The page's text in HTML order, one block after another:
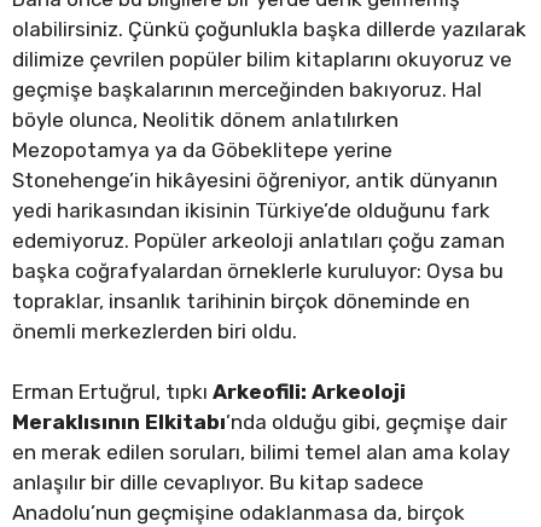
olabilirsiniz. Çünkü çoğunlukla başka dillerde yazılarak
dilimize çevrilen popüler bilim kitaplarını okuyoruz ve
geçmişe başkalarının merceğinden bakıyoruz. Hal
böyle olunca, Neolitik dönem anlatılırken
Mezopotamya ya da Göbeklitepe yerine
Stonehenge’in hikâyesini öğreniyor, antik dünyanın
yedi harikasından ikisinin Türkiye’de olduğunu fark
edemiyoruz. Popüler arkeoloji anlatıları çoğu zaman
başka coğrafyalardan örneklerle kuruluyor: Oysa bu
topraklar, insanlık tarihinin birçok döneminde en
önemli merkezlerden biri oldu.
Erman Ertuğrul, tıpkı Arkeofili: Arkeoloji
Meraklısının Elkitabı’nda olduğu gibi, geçmişe dair
en merak edilen soruları, bilimi temel alan ama kolay
anlaşılır bir dille cevaplıyor. Bu kitap sadece
Anadolu’nun geçmişine odaklanmasa da, birçok